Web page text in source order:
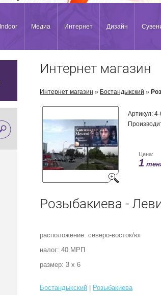
Indoor Медиа Интернет Дизайн
Интернет магазин
Интернет магазин » Бостандыкский »
Артикул: 4-
Цена:
1
Розыбакиева -
расположение: северо-восток/юг
налог: 40 МРП
размер: 3 х 6
Бостандыкский
Розыбакиева